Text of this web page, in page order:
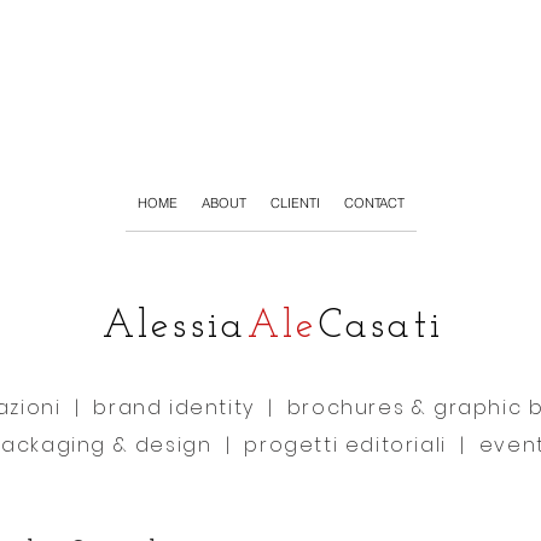
HOME ABOUT CLIENTI CONTACT
AlessiaAleCasati
| brand identity | brochures & graphic
& design |
progetti editoriali |